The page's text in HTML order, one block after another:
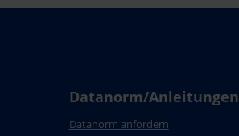
Datanorm/Anleitungen
Datanorm anfordern